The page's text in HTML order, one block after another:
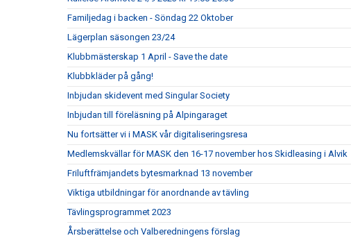
Familjedag i backen - Söndag 22 Oktober
Lägerplan säsongen 23/24
Klubbmästerskap 1 April - Save the date
Klubbkläder på gång!
Inbjudan skidevent med Singular Society
Inbjudan till föreläsning på Alpingaraget
Nu fortsätter vi i MASK vår digitaliseringsresa
Medlemskvällar för MASK den 16-17 november hos Skidleasing i Alvik
Friluftfrämjandets bytesmarknad 13 november
Viktiga utbildningar för anordnande av tävling
Tävlingsprogrammet 2023
Årsberättelse och Valberedningens förslag